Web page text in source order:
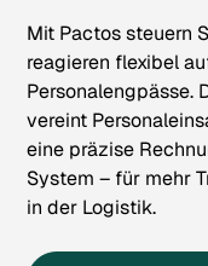
Mit Pactos steuern
reagieren flexibel
Personalengpässe.
vereint
eine präzise
System – für mehr
in der Logistik.